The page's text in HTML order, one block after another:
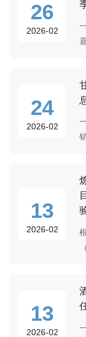
26
2026-02
24
2026-02
13
2026-02
13
2026-02